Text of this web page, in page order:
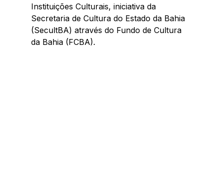
Instituições Culturais, iniciativa da
Secretaria de Cultura do Estado da Bahia
(SecultBA) através do Fundo de Cultura
da Bahia (FCBA).